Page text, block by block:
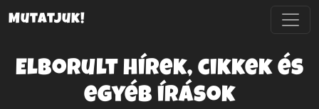
Mutatjuk!
Elborult hírek, cikkek és
egyéb írások